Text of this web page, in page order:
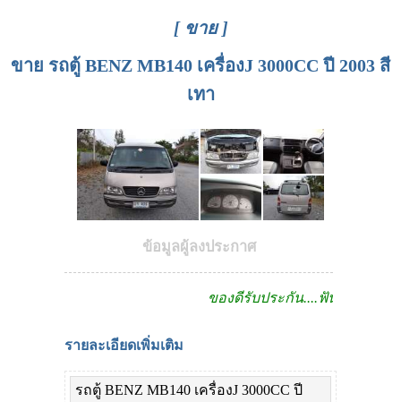
[ ขาย ]
ขาย รถตู้ BENZ MB140 เครื่องJ 3000CC ปี 2003 สี
เทา
ข้อมูลผู้ลงประกาศ
ของดีรับประกัน....ฟันธง!!
รายละเอียดเพิ่มเติม
รถตู้ BENZ MB140 เครื่องJ 3000CC ปี